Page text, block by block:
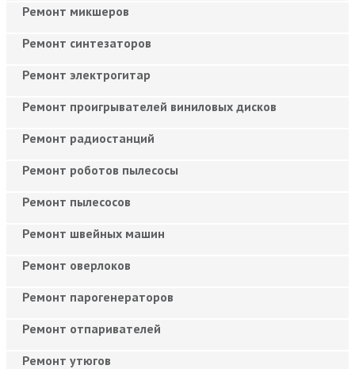
Ремонт микшеров
Ремонт синтезаторов
Ремонт электрогитар
Ремонт проигрывателей виниловых дисков
Ремонт радиостанций
Ремонт роботов пылесосы
Ремонт пылесосов
Ремонт швейных машин
Ремонт оверлоков
Ремонт парогенераторов
Ремонт отпаривателей
Ремонт утюгов